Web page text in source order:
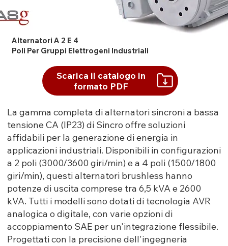
Alternatori A 2 E 4
Poli Per Gruppi Elettrogeni Industriali
Scarica il catalogo in
formato PDF
La gamma completa di alternatori sincroni a bassa
tensione CA (IP23) di Sincro offre soluzioni
affidabili per la generazione di energia in
applicazioni industriali. Disponibili in configurazioni
a 2 poli (3000/3600 giri/min) e a 4 poli (1500/1800
giri/min), questi alternatori brushless hanno
potenze di uscita comprese tra 6,5 kVA e 2600
kVA. Tutti i modelli sono dotati di tecnologia AVR
analogica o digitale, con varie opzioni di
accoppiamento SAE per un'integrazione flessibile.
Progettati con la precisione dell'ingegneria